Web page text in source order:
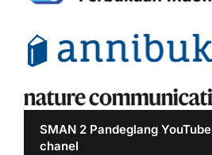
SMAN 2 Pandeglang YouTube
chanel